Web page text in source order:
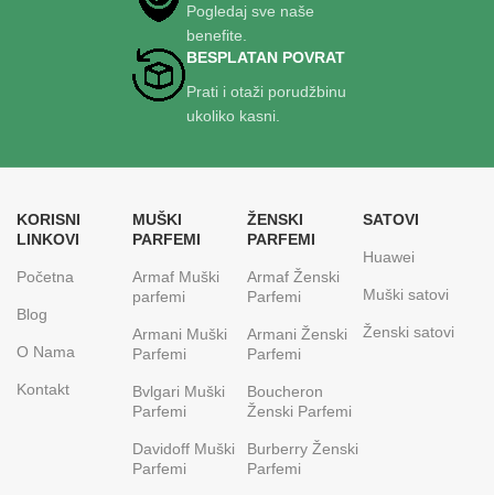
Pogledaj sve naše
benefite.
BESPLATAN POVRAT
Prati i otaži porudžbinu
ukoliko kasni.
KORISNI
LINKOVI
Početna
Blog
O Nama
Kontakt
MUŠKI
PARFEMI
Armaf Muški
parfemi
Armani Muški
Parfemi
Bvlgari Muški
Parfemi
Davidoff Muški
Parfemi
ŽENSKI
PARFEMI
Armaf Ženski
Parfemi
Armani Ženski
Parfemi
Boucheron
Ženski Parfemi
Burberry Ženski
Parfemi
SATOVI
Huawei
Muški satovi
Ženski satovi